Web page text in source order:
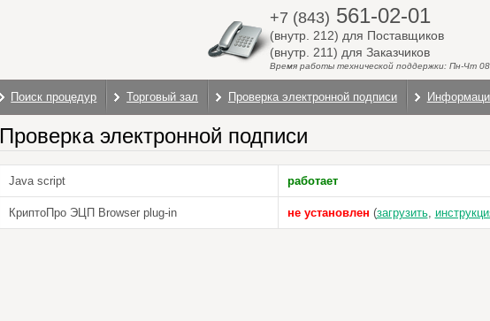
+7 (843) 561-02-01
(внутр. 212) для Поставщиков
(внутр. 211) для Заказчиков
Время работы технической поддержки: Пн-Чт
Поиск процедур Торговый зал Проверка электронной подписи
Проверка электронной подписи
Java script работает
КриптоПро ЭЦП Browser plug-in не установлен (загрузить,